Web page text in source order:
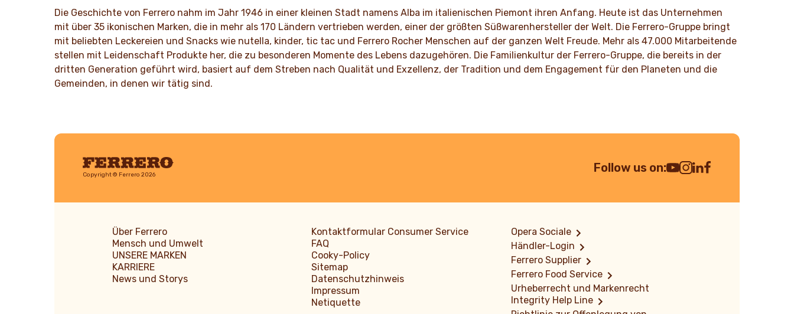
MEHR ENTDECKEN
Alltag.
MEHR ENTDECKEN
MEHR ENTDECKEN MEHR ENTDECKEN
Die Geschichte von Ferrero nahm im Jahr 1946 in einer kleinen Stadt namens Alba im italienischen Piemont ihren Anfang. Heute ist das Unternehmen
mit über 35 ikonischen Marken, die in mehr als 170 Ländern vertrieben werden, einer der größten Süßwarenhersteller der Welt. Die Ferrero-Gruppe bringt
mit beliebten Leckereien und Snacks wie nutella, kinder, tic tac und Ferrero Rocher Menschen auf der ganzen Welt Freude. Mehr als 47.000 Mitarbeitende
stellen mit Leidenschaft Produkte her, die zu besonderen Momente des Lebens dazugehören. Die Familienkultur der Ferrero-Gruppe, die bereits in der
dritten Generation geführt wird, basiert auf dem Streben nach Qualität und Exzellenz, der Tradition und dem Engagement für den Planeten und die
Gemeinden, in denen wir tätig sind.
Ferrero
Copyright © Ferrero 2026
Über Ferrero
Mensch und Umwelt
UNSERE MARKEN
KARRIERE
News und Storys
Kontaktformular Consumer Service
FAQ
Cooky-Policy
Sitemap
Datenschutzhinweis
Impressum
Netiquette
Opera Sociale
Händler-Login
Ferrero Supplier
Ferrero Food Service
Urheberrecht und Markenrecht
Integrity Help Line
Follow us on: Youtube Channel
Instagram
LinkedIn
Facebook